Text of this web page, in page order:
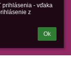
prihlásenia - vďaka
z
Ok